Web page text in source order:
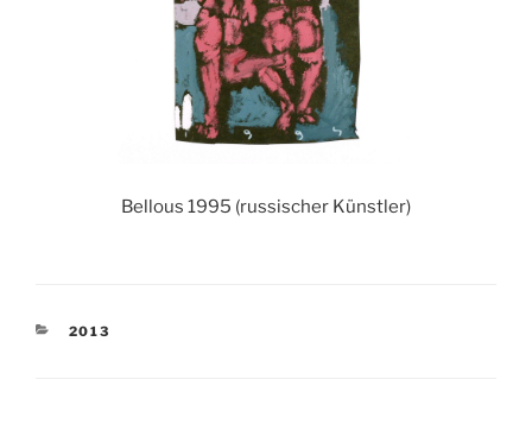
Bellous 1995 (russischer Künstler)
KATEGORIEN
2013